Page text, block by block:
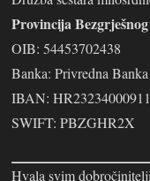
Provincija
OIB: 54453702438
Banka: Privredna
IBAN:
SWIFT: PBZGHR2X
Hvala svim